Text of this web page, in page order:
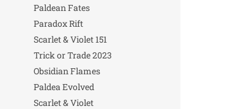
Paldean Fates
Paradox Rift
Scarlet & Violet 151
Trick or Trade 2023
Obsidian Flames
Paldea Evolved
Scarlet & Violet